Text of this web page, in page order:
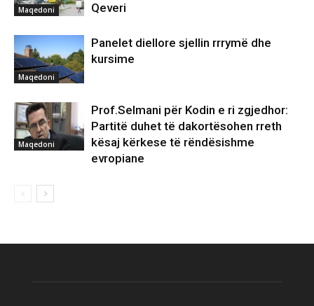
Maqedoni
Qeveri
Maqedoni
Panelet diellore sjellin rrrymë dhe
kursime
Maqedoni
Prof.Selmani për Kodin e ri zgjedhor:
Partitë duhet të dakortësohen rreth
kësaj kërkese të rëndësishme
evropiane